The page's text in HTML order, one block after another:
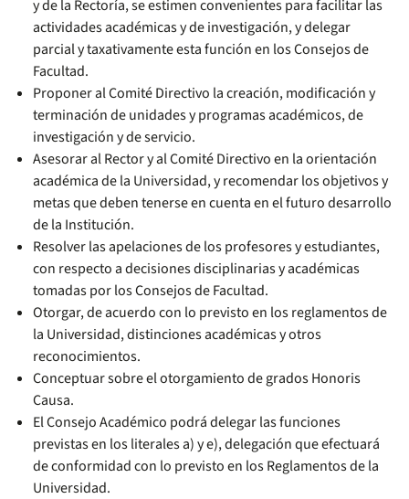
y de la Rectoría, se estimen convenientes para facilitar las
actividades académicas y de investigación, y delegar
parcial y taxativamente esta función en los Consejos de
Facultad.
Proponer al Comité Directivo la creación, modificación y
terminación de unidades y programas académicos, de
investigación y de servicio.
Asesorar al Rector y al Comité Directivo en la orientación
académica de la Universidad, y recomendar los objetivos y
metas que deben tenerse en cuenta en el futuro desarrollo
de la Institución.
Resolver las apelaciones de los profesores y estudiantes,
con respecto a decisiones disciplinarias y académicas
tomadas por los Consejos de Facultad.
Otorgar, de acuerdo con lo previsto en los reglamentos de
la Universidad, distinciones académicas y otros
reconocimientos.
Conceptuar sobre el otorgamiento de grados Honoris
Causa.
El Consejo Académico podrá delegar las funciones
previstas en los literales a) y e), delegación que efectuará
de conformidad con lo previsto en los Reglamentos de la
Universidad.